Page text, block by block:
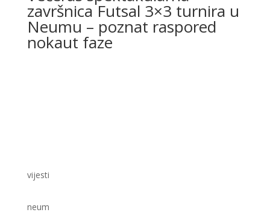
završnica Futsal 3×3 turnira u
Neumu – poznat raspored
nokaut faze
vijesti
neum